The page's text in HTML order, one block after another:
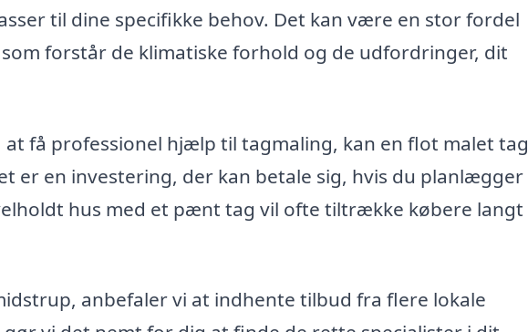
til dine specifikke behov. Det kan være en stor fordel
forstår de klimatiske forhold og de udfordringer, dit
få professionel hjælp til tagmaling, kan en flot malet tag
er en investering, der kan betale sig, hvis du planlægger
hus med et pænt tag vil ofte tiltrække købere langt
anbefaler vi at indhente tilbud fra flere lokale